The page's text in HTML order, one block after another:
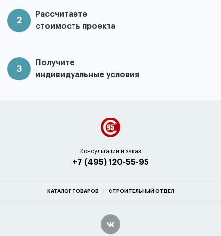
2
Рассчитаете
стоимость проекта
3
Получите
индивидуальные условия
Консультации и заказ
+7 (495) 120-55-95
КАТАЛОГ ТОВАРОВ СТРОИТЕЛЬНЫЙ ОТДЕЛ